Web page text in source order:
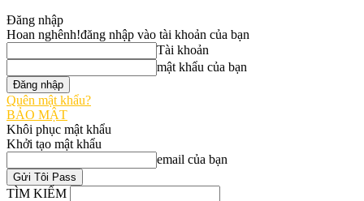
Đăng nhập
Hoan nghênh!đăng nhập vào tài khoản của bạn
Tài khoản
mật khẩu của bạn
Quên mật khẩu?
BẢO MẬT
Khôi phục mật khẩu
Khởi tạo mật khẩu
email của bạn
TÌM KIẾM